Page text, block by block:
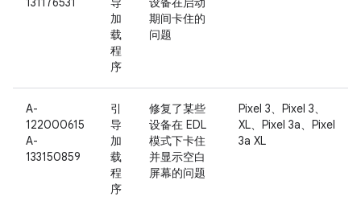
加
载
程
序
期间卡住的
问题
A-
122000615
A-
133150859
引
导
加
载
程
序
修复了某些
设备在 EDL
模式下卡住
并显示空白
屏幕的问题
Pixel 3、Pixel 3、
XL、Pixel 3a、Pixel
3a XL